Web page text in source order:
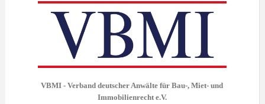
VBMI - Verband deutscher Anwälte für Bau-, Miet- und
Immobilienrecht e.V.